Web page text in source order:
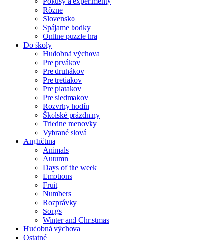
Rôzne
Slovensko
Spájame bodky
Online puzzle hra
Do školy
Hudobná výchova
Pre prvákov
Pre druhákov
Pre tretiakov
Pre piatakov
Pre siedmakov
Rozvrhy hodín
Školské prázdniny
Triedne menovky
Vybrané slová
Angličtina
Animals
Autumn
Days of the week
Emotions
Fruit
Numbers
Rozprávky
Songs
Winter and Christmas
Hudobná výchova
Ostatné